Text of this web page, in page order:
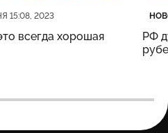
15:08, 2023
всегда хорошая
РФ